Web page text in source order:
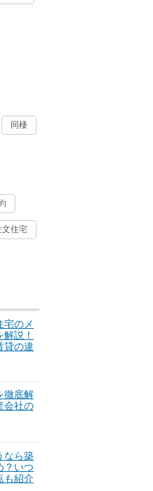
同棲
文住宅
宅のメ
説！
貸の違
徹底解
会社の
なら築
？いつ
も紹介